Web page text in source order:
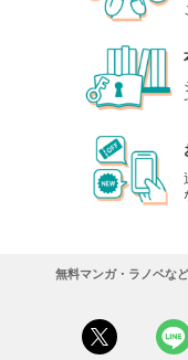
無料マンガ・ラノベな